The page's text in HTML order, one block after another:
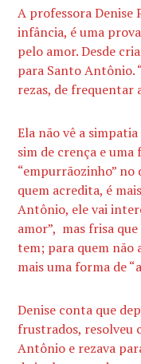
A professora Denise
infância, é uma
pelo amor. Desde
para Santo Antônio.
rezas, de frequentar
Ela não vê a
sim de crença e uma
“empurrãozinho” no
quem acredita, é
Antônio, ele vai
amor”, mas frisa que
tem; para quem não
mais uma forma de
Denise conta que
frustrados, resolveu
Antônio e rezava